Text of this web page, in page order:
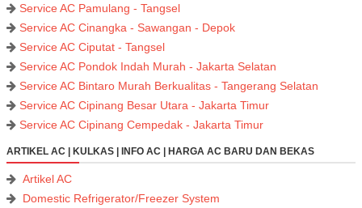
Service AC Pamulang - Tangsel
Service AC Cinangka - Sawangan - Depok
Service AC Ciputat - Tangsel
Service AC Pondok Indah Murah - Jakarta Selatan
Service AC Bintaro Murah Berkualitas - Tangerang Selatan
Service AC Cipinang Besar Utara - Jakarta Timur
Service AC Cipinang Cempedak - Jakarta Timur
ARTIKEL AC | KULKAS | INFO AC | HARGA AC BARU DAN BEKAS
Artikel AC
Domestic Refrigerator/Freezer System